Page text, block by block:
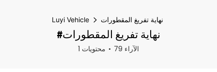
Luyi Vehicle نهاية تفريغ المقطورات
#نهاية تفريغ المقطورات
1 محتويات 79 الآراء